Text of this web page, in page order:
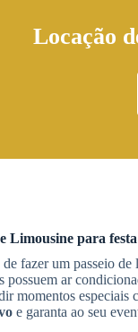
Locação
Limousine para festa
fazer um passeio de
possuem ar
momentos especiais
e garanta ao seu